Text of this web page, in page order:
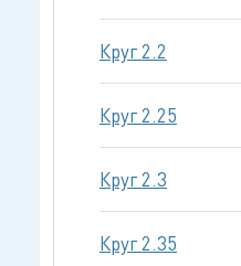
Круг 2.2
Круг 2.25
Круг 2.3
Круг 2.35